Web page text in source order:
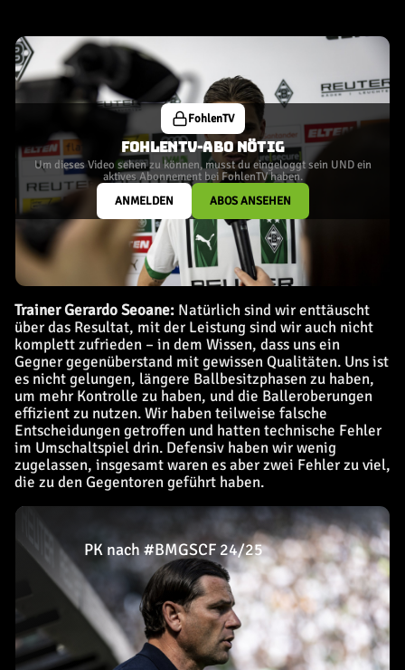
FohlenTV
FOHLENTV-ABO NÖTIG
Um dieses Video sehen zu können, musst du eingeloggt sein UND ein
aktives Abonnement bei FohlenTV haben.
ANMELDEN
ABOS ANSEHEN
Trainer Gerardo Seoane: Natürlich sind wir enttäuscht
über das Resultat, mit der Leistung sind wir auch nicht
komplett zufrieden – in dem Wissen, dass uns ein
Gegner gegenüberstand mit gewissen Qualitäten. Uns ist
es nicht gelungen, längere Ballbesitzphasen zu haben,
um mehr Kontrolle zu haben, und die Balleroberungen
effizient zu nutzen. Wir haben teilweise falsche
Entscheidungen getroffen und hatten technische Fehler
im Umschaltspiel drin. Defensiv haben wir wenig
zugelassen, insgesamt waren es aber zwei Fehler zu viel,
die zu den Gegentoren geführt haben.
PK nach #BMGSCF 24/25